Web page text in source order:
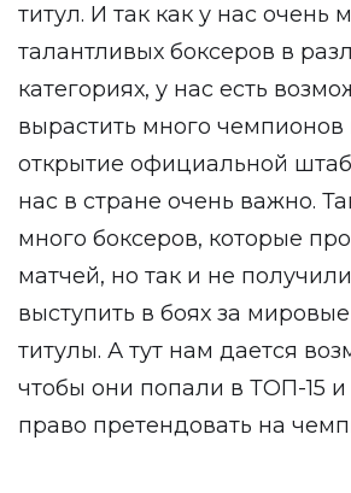
титул. И так как у нас очень
талантливых боксеров в
категориях, у нас есть
вырастить много
открытие официальной
нас в стране очень важно.
много боксеров, которые
матчей, но так и не
выступить в боях за
титулы. А тут нам дается
чтобы они попали в ТОП-15
право претендовать на